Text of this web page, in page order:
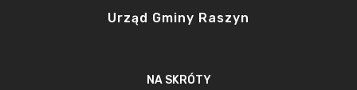
Urząd Gminy Raszyn
NA SKRÓTY